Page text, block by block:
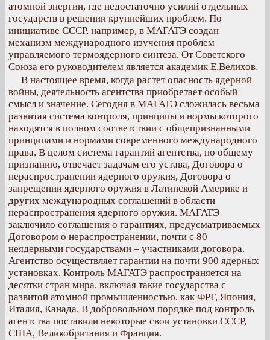
атомной энергии, где недостаточно усилий отдельных
государств в решении крупнейших проблем. По
инициативе СССР, например, в МАГАТЭ создан
механизм международного изучения проблем
управляемого термоядерного синтеза. От Советского
Союза его руководителем является академик Е.Велихов.
В настоящее время, когда растет опасность ядерной
войны, деятельность агентства приобретает особый
смысл и значение. Сегодня в МАГАТЭ сложилась весьма
развитая система контроля, принципы и нормы которого
находятся в полном соответствии с общепризнанными
принципами и нормами современного международного
права. В целом система гарантий агентства, по общему
признанию, отвечает задачам его устава, Договора о
нераспространении ядерного оружия, Договора о
запрещении ядерного оружия в Латинской Америке и
других международных соглашений в области
нераспространения ядерного оружия. МАГАТЭ
заключило соглашения о гарантиях, предусматриваемых
Договором о нераспространении, почти с 80
неядерными государствами – участниками договора.
Агентство осуществляет гарантии на почти 900 ядерных
установках. Контроль МАГАТЭ распространяется на
десятки стран мира, включая такие государства с
развитой атомной промышленностью, как ФРГ, Япония,
Италия, Канада. В добровольном порядке под контроль
агентства поставили некоторые свои установки СССР,
США, Великобритания и Франция.